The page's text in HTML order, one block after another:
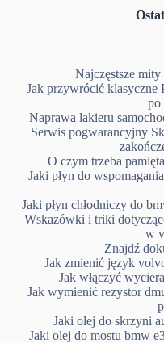
Najczęstsze
Jak przywrócić klasyczne
po
Naprawa lakieru
Serwis pogwarancyjny
O czym trzeba
Jaki płyn do
Jaki płyn chłodniczy do
Wskazówki i triki
w
Znajdź
Jak zmienić język
Jak włączyć
Jak wymienić rezystor
Jaki olej do skrzyni
Jaki olej do mostu bmw